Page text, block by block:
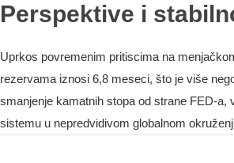
Perspektive i
Uprkos povremenim pritiscima na
rezervama iznosi 6,8 meseci, što je više
smanjenje kamatnih stopa od strane FED-
sistemu u nepredvidivom globalnom